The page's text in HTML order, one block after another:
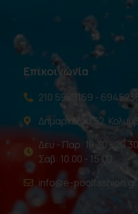
Επικοινωνία
210 5989159 -
Δημαρχείου 52,
Δευ - Παρ: 10.30 - 20.30
Σαβ: 10.00 - 15.00
info@e-poolfashion.gr